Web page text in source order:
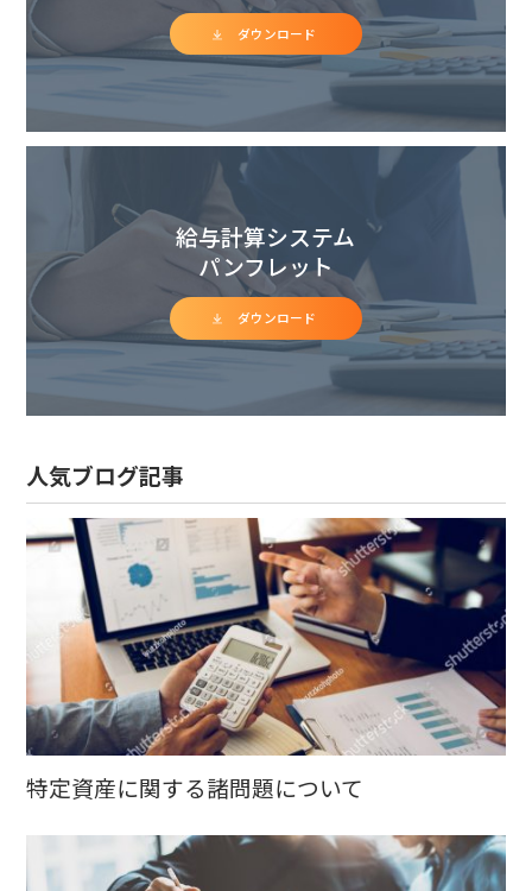
ダウンロード
給与計算システム
パンフレット
ダウンロード
人気ブログ記事
特定資産に関する諸問題について